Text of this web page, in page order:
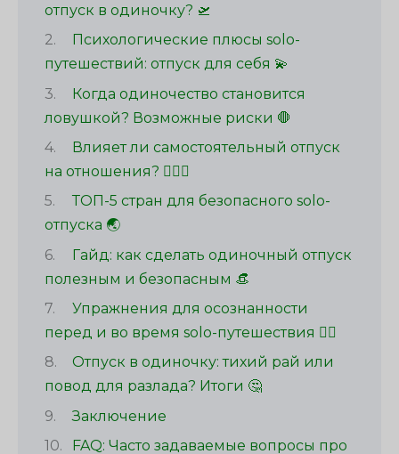
отпуск в одиночку? 🛫
Психологические плюсы solo-
путешествий: отпуск для себя 💫
Когда одиночество становится
ловушкой? Возможные риски 🛑
Влияет ли самостоятельный отпуск
на отношения? 👩‍❤️‍👨
ТОП-5 стран для безопасного solo-
отпуска 🌏
Гайд: как сделать одиночный отпуск
полезным и безопасным 👒
Упражнения для осознанности
перед и во время solo-путешествия 🧘‍♀️
Отпуск в одиночку: тихий рай или
повод для разлада? Итоги 🤔
Заключение
FAQ: Часто задаваемые вопросы про